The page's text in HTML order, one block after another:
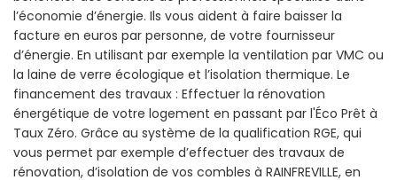
l’économie d’énergie. Ils vous aident à faire baisser la
facture en euros par personne, de votre fournisseur
d’énergie. En utilisant par exemple la ventilation par VMC ou
la laine de verre écologique et l’isolation thermique. Le
financement des travaux : Effectuer la rénovation
énergétique de votre logement en passant par l'Éco Prêt à
Taux Zéro. Grâce au système de la qualification RGE, qui
vous permet par exemple d’effectuer des travaux de
rénovation, d’isolation de vos combles à RAINFREVILLE, en